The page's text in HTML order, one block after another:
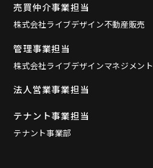
売買仲介事業担当
株式会社ライブデザイン不動産販売
管理事業担当
株式会社ライブデザインマネジメント
法人営業事業担当
テナント事業担当
テナント事業部